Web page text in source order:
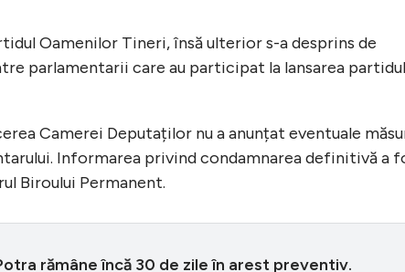
Oamenilor Tineri, însă ulterior s-a desprins de
parlamentarii care au participat la lansarea
Camerei Deputaților nu a anunțat eventuale
Informarea privind condamnarea definitivă a
Biroului Permanent.
rămâne încă 30 de zile în arest preventiv.